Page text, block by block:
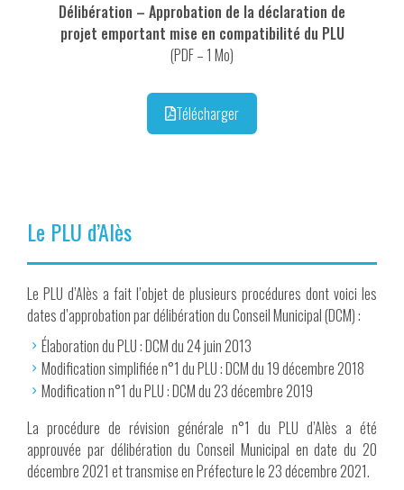
Délibération – Approbation de la déclaration de
projet emportant mise en compatibilité du PLU
(PDF – 1 Mo)
Télécharger
Le PLU d’Alès
Le PLU d’Alès a fait l’objet de plusieurs procédures dont voici les
dates d’approbation par délibération du Conseil Municipal (DCM) :
Élaboration du PLU : DCM du 24 juin 2013
Modification simplifiée n°1 du PLU : DCM du 19 décembre 2018
Modification n°1 du PLU : DCM du 23 décembre 2019
La procédure de révision générale n°1 du PLU d’Alès a été
approuvée par délibération du Conseil Municipal en date du 20
décembre 2021 et transmise en Préfecture le 23 décembre 2021.